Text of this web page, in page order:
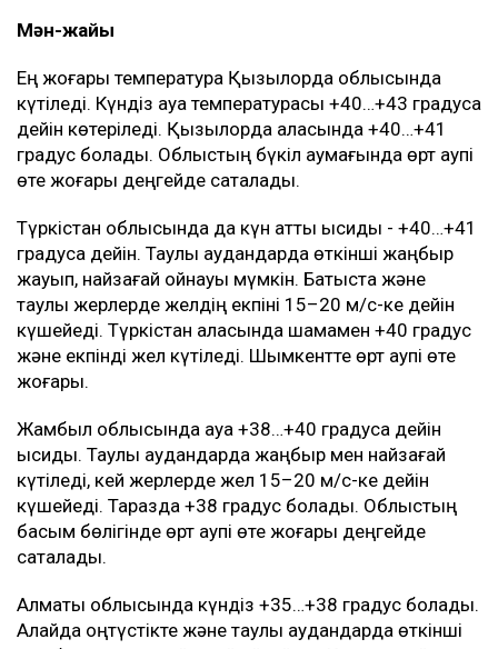
Мән-жайы
Ең жоғары температура Қызылорда облысында
күтіледі. Күндіз ауа температурасы +40…+43 градусқа
дейін көтеріледі. Қызылорда қаласында +40…+41
градус болады. Облыстың бүкіл аумағында өрт қаупі
өте жоғары деңгейде сақталады.
Түркістан облысында да күн қатты ысиды - +40…+41
градусқа дейін. Таулы аудандарда өткінші жаңбыр
жауып, найзағай ойнауы мүмкін. Батыста және
таулы жерлерде желдің екпіні 15–20 м/с-ке дейін
күшейеді. Түркістан қаласында шамамен +40 градус
және екпінді жел күтіледі. Шымкентте өрт қаупі өте
жоғары.
Жамбыл облысында ауа +38…+40 градусқа дейін
ысиды. Таулы аудандарда жаңбыр мен найзағай
күтіледі, кей жерлерде жел 15–20 м/с-ке дейін
күшейеді. Таразда +38 градус болады. Облыстың
басым бөлігінде өрт қаупі өте жоғары деңгейде
сақталады.
Алматы облысында күндіз +35…+38 градус болады.
Алайда оңтүстікте және таулы аудандарда өткінші